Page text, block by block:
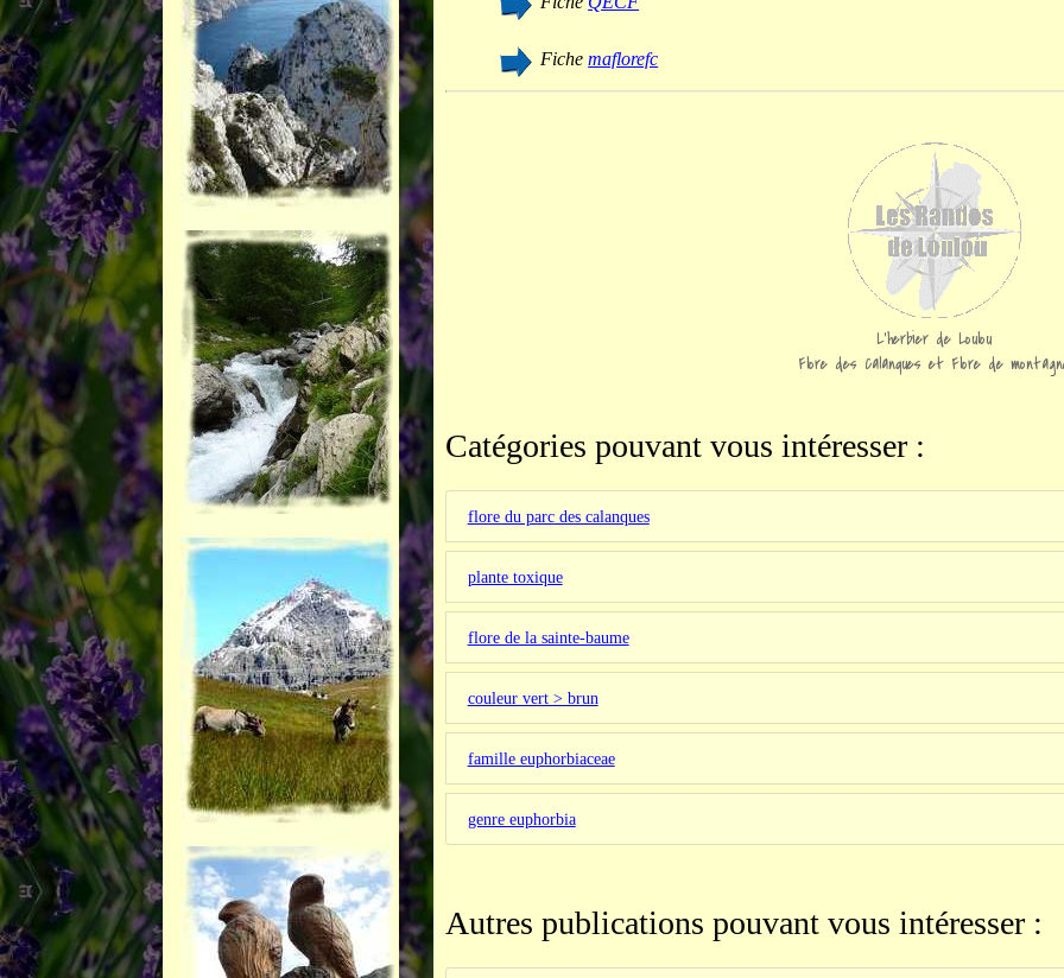
Fichemaflorefc
L'herbier de Loulou
Flore des Calanques et Flore de
Catégories pouvant vous intéresser :
flore du parc des calanques
plante toxique
flore de la sainte-baume
couleur vert > brun
famille euphorbiaceae
genre euphorbia
Autres publications pouvant vous intéresser :